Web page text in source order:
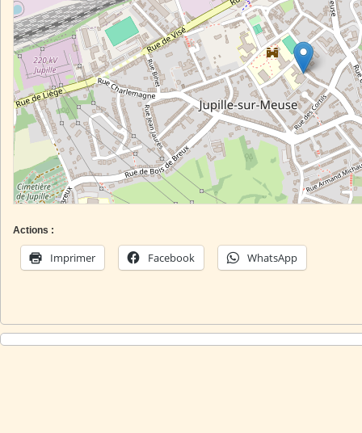
Actions :
Imprimer Facebook WhatsApp